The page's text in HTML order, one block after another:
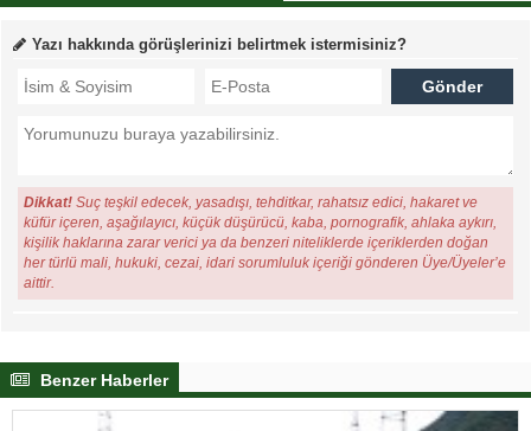
Yazı hakkında görüşlerinizi belirtmek istermisiniz?
Dikkat! Suç teşkil edecek, yasadışı, tehditkar, rahatsız edici, hakaret ve
küfür içeren, aşağılayıcı, küçük düşürücü, kaba, pornografik, ahlaka aykırı,
kişilik haklarına zarar verici ya da benzeri niteliklerde içeriklerden doğan
her türlü mali, hukuki, cezai, idari sorumluluk içeriği gönderen Üye/Üyeler’e
aittir.
Benzer Haberler